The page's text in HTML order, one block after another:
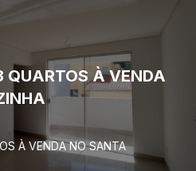
QUARTOS À VENDA
À VENDA NO SANTA